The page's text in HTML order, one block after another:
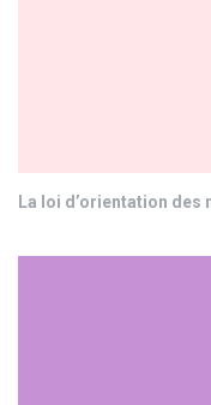
La loi d’orientation des